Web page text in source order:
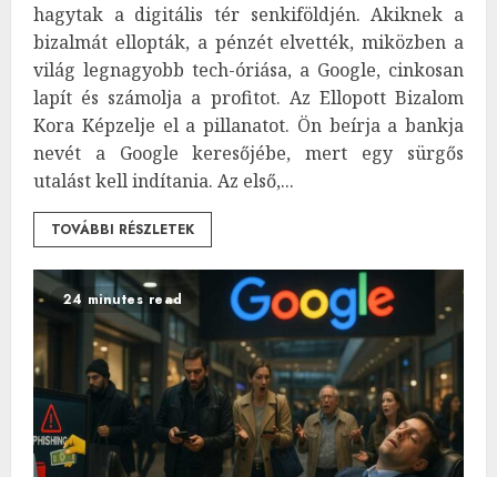
hagytak a digitális tér senkiföldjén. Akiknek a
bizalmát ellopták, a pénzét elvették, miközben a
világ legnagyobb tech-óriása, a Google, cinkosan
lapít és számolja a profitot. Az Ellopott Bizalom
Kora Képzelje el a pillanatot. Ön beírja a bankja
nevét a Google keresőjébe, mert egy sürgős
utalást kell indítania. Az első,...
TOVÁBBI RÉSZLETEK
24 minutes read